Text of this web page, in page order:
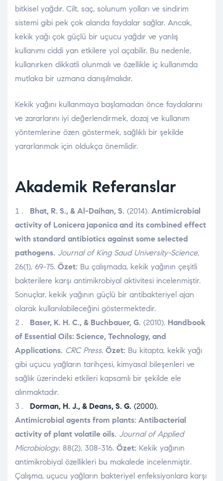
bitkisel yağdır. Cilt, saç, solunum yolları ve sindirim
sistemi gibi pek çok alanda faydalar sağlar. Ancak,
kekik yağı çok güçlü bir uçucu yağdır ve yanlış
kullanımı ciddi yan etkilere yol açabilir. Bu nedenle,
kullanırken dikkatli olunmalı ve özellikle iç kullanımda
mutlaka bir uzmana danışılmalıdır.
Kekik yağını kullanmaya başlamadan önce faydalarını
ve zararlarını iyi değerlendirmek, dozaj ve kullanım
yöntemlerine özen göstermek, sağlıklı bir şekilde
yararlanmak için oldukça önemlidir.
Akademik Referanslar
Bhat, R. S., & Al-Daihan, S. (2014). Antimicrobial
activity of Lonicera japonica and its combined effect
with standard antibiotics against some selected
pathogens. Journal of King Saud University-Science,
26(1), 69-75. Özet: Bu çalışmada, kekik yağının çeşitli
bakterilere karşı antimikrobiyal aktivitesi incelenmiştir.
Sonuçlar, kekik yağının güçlü bir antibakteriyel ajan
olarak kullanılabileceğini göstermektedir.
Baser, K. H. C., & Buchbauer, G. (2010). Handbook
of Essential Oils: Science, Technology, and
Applications. CRC Press. Özet: Bu kitapta, kekik yağı
gibi uçucu yağların tarihçesi, kimyasal bileşenleri ve
sağlık üzerindeki etkileri kapsamlı bir şekilde ele
alınmaktadır.
Dorman, H. J., & Deans, S. G. (2000).
Antimicrobial agents from plants: Antibacterial
activity of plant volatile oils. Journal of Applied
Microbiology, 88(2), 308-316. Özet: Kekik yağının
antimikrobiyal özellikleri bu makalede incelenmiştir.
Çalışma, uçucu yağların bakteriyel enfeksiyonlara karşı